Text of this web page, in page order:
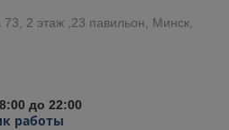
73, 2 этаж ,23 павильон, Минск,
до 22:00
работы